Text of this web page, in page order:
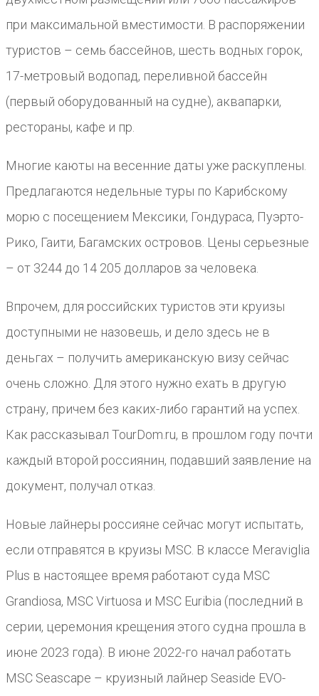
при максимальной вместимости. В распоряжении
туристов – семь бассейнов, шесть водных горок,
17-метровый водопад, переливной бассейн
(первый оборудованный на судне), аквапарки,
рестораны, кафе и пр.
Многие каюты на весенние даты уже раскуплены.
Предлагаются недельные туры по Карибскому
морю с посещением Мексики, Гондураса, Пуэрто-
Рико, Гаити, Багамских островов. Цены серьезные
– от 3244 до 14 205 долларов за человека.
Впрочем, для российских туристов эти круизы
доступными не назовешь, и дело здесь не в
деньгах – получить американскую визу сейчас
очень сложно. Для этого нужно ехать в другую
страну, причем без каких-либо гарантий на успех.
Как рассказывал TourDom.ru, в прошлом году почти
каждый второй россиянин, подавший заявление на
документ, получал отказ.
Новые лайнеры россияне сейчас могут испытать,
если отправятся в круизы MSC. В классе Meraviglia
Plus в настоящее время работают суда MSC
Grandiosa, MSC Virtuosa и MSC Euribia (последний в
серии, церемония крещения этого судна прошла в
июне 2023 года). В июне 2022-го начал работать
MSC Seascape – круизный лайнер Seaside EVO-